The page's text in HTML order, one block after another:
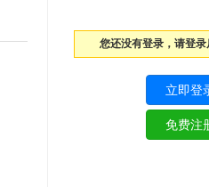
您还没有登录，请登